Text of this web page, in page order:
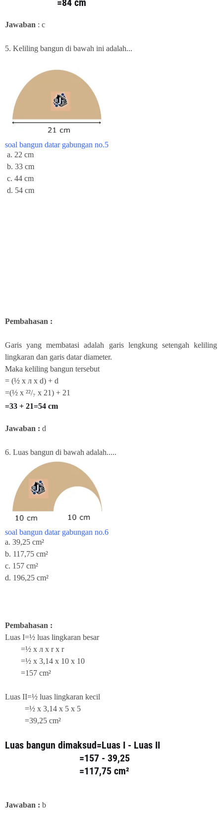
=84 cm
Jawaban : c
5. Keliling bangun di bawah ini adalah...
soal bangun datar gabungan no.5
a. 22 cm
b. 33 cm
c. 44 cm
d. 54 cm
Pembahasan :
Garis yang membatasi adalah garis lengkung setengah keliling
lingkaran dan garis datar diameter.
Maka keliling bangun tersebut
= (½ x л x d) + d
=(½ x ²²/₇ x 21) + 21
=33 + 21=54 cm
Jawaban : d
6. Luas bangun di bawah adalah.....
soal bangun datar gabungan no.6
a. 39,25 cm²
b. 117,75 cm²
c. 157 cm²
d. 196,25 cm²
Pembahasan :
Luas I=½ luas lingkaran besar
=½ x л x r x r
=½ x 3,14 x 10 x 10
=157 cm²
Luas II=½ luas lingkaran kecil
=½ x 3,14 x 5 x 5
=39,25 cm²
Luas bangun dimaksud=Luas I - Luas II
=157 - 39,25
=117,75 cm²
Jawaban : b